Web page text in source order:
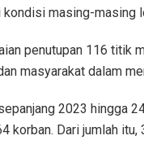
masing-masing
penutupan 116 titik
masyarakat dalam
2023 hingga
korban. Dari jumlah